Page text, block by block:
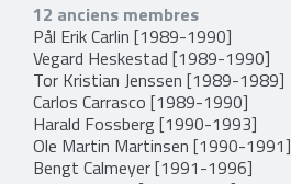
12 anciens membres
Pål Erik Carlin [1989-1990]
Vegard Heskestad [1989-1990]
Tor Kristian Jenssen [1989-1989]
Carlos Carrasco [1989-1990]
Harald Fossberg[1990-1993]
Ole Martin Martinsen [1990-1991]
Bengt Calmeyer[1991-1996]